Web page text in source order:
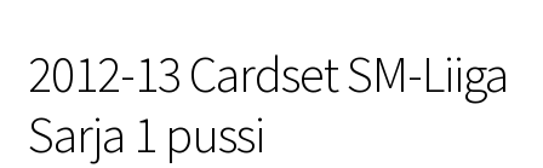
2012-13 Cardset SM-Liiga
Sarja 1 pussi